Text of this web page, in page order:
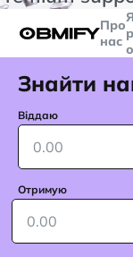
Про
нас
Знайти
Віддаю
Отримую